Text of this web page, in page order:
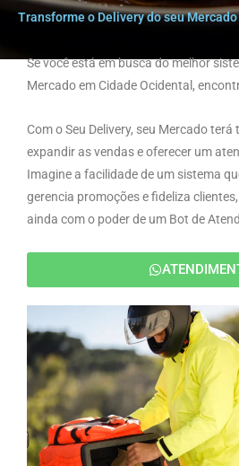
Transforme o Delivery do seu
Se você está em busca do melhor
Mercado em Cidade Ocidental,
Com o Seu Delivery, seu Mercado
expandir as vendas e oferecer um
Imagine a facilidade de um sistema
gerencia promoções e fideliza
ainda com o poder de um Bot de